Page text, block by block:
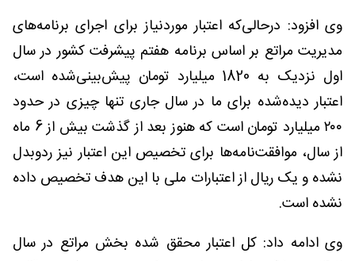
وی افزود: درحالی‌که اعتبار موردنیاز برای اجرای برنامه‌های
مدیریت مراتع بر اساس برنامه هفتم پیشرفت کشور در سال
اول نزدیک به 1820 میلیارد تومان پیش‌بینی‌شده است،
اعتبار دیده‌شده برای ما در سال جاری تنها چیزی در حدود
۲۰۰ میلیارد تومان است که هنوز بعد از گذشت بیش از 6 ماه
از سال، موافقت‌نامه‌ها برای تخصیص این اعتبار نیز ردوبدل
نشده و یک ریال از اعتبارات ملی با این هدف تخصیص داده
نشده است.
وی ادامه داد: کل اعتبار محقق شده بخش مراتع در سال